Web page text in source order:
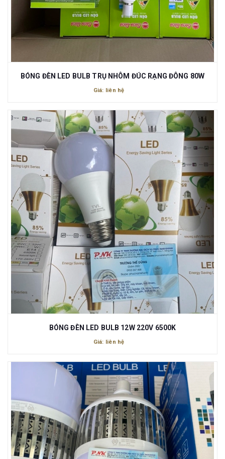
BÓNG ĐÈN LED BULB TRỤ NHÔM ĐÚC RẠNG ĐÔNG 80W
Giá: liên hệ
BÓNG ĐÈN LED BULB 12W 220V 6500K
Giá: liên hệ